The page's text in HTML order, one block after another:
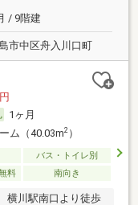
/ 9階建
市中区舟入川口町
1ヶ月
ム（40.03m2）
バス・トイレ別
料 南向き
川駅南口より徒歩